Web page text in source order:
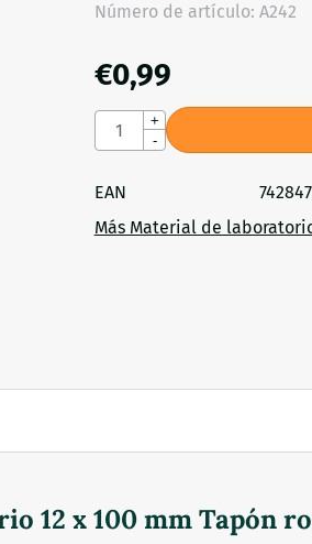
Número de artículo: A242
€0,99
Cantidad
+
-
EAN
Más Material de
12 x 100 mm Tapón